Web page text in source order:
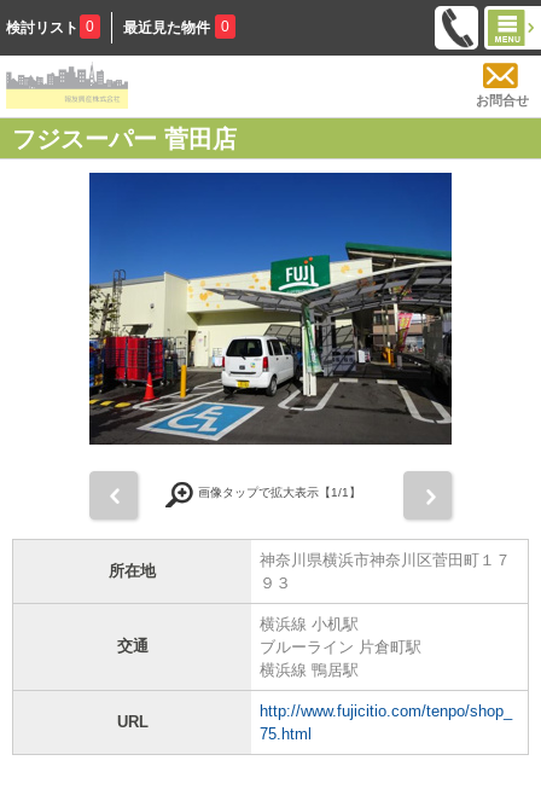
検討リスト 0 最近見た物件 0
お問合せ
フジスーパー 菅田店
画像タップで拡大表示【1/1】
所在地
神奈川県横浜市神奈川区菅田町１７
９３
交通
横浜線 小机駅
ブルーライン 片倉町駅
横浜線 鴨居駅
URL
http://www.fujicitio.com/tenpo/shop_
75.html